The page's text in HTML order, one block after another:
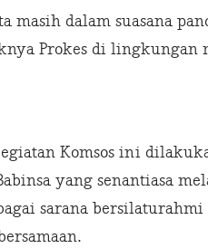
masih dalam suasana
Prokes di lingkungan
Komsos ini
yang senantiasa
sarana